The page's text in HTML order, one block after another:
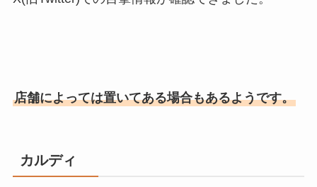
店舗によっては置いてある場合もあるようです。
カルディ